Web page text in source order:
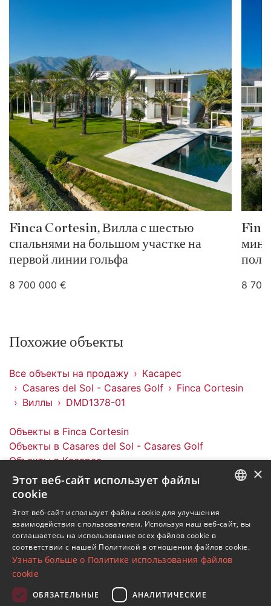
Finca Cortesin, Вилла с шестью
спальнями на большом участке на
первой линии гольфа
8 700 000 € 8
Похожие объекты
Все объекты на продажу
Касарес
Casares del Sol - Casares Golf
Finca Cortesin
Виллы
DMD1378-01
Объекты в Finca Cortesin
Объекты в Casares del Sol - Casares Golf
Объекты в Касарес
Виллы в Finca Cortesin
Подпишитесь на нашу рассылку
Получайте обновления о недвижимости, новостях
и образе жизни в Марбелье
SPANISH
FRENCH
×
Этот веб-сайт использует файлы
cookie
Этот веб-сайт использует файлы cookie для улучшения
взаимодействия с пользователем. Используя наш веб-сайт, вы
соглашаетесь на использование всех файлов cookie в
соответствии с нашей Политикой в ​​отношении файлов cookie.
Узнать больше о Политике использования файлов
cookie
ОБЯЗАТЕЛЬНЫЕ АНАЛИТИЧЕСКИЕ